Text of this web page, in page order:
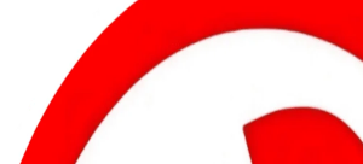
कोरबा के संचालक श्री बाबूलाल पाल का बीती